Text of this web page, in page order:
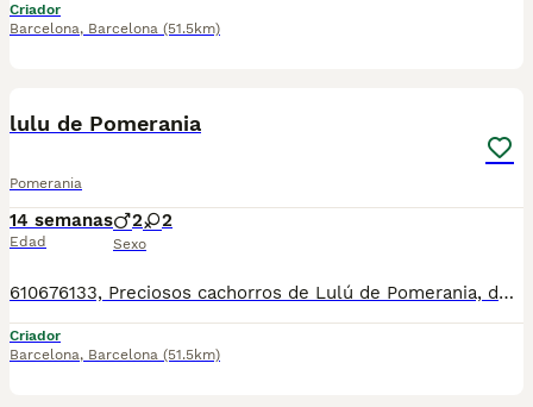
Criador
Barcelona, Barcelona (51.5km)
lulu de Pomerania
Pomerania
14 semanas
Edad
2 2
Sexo
610676133, Preciosos cachorros de Lulú de Pomerania, de tamaño pequeñito, varios colores disponibles, con mucha calidad de pelo, muy bien cuidados, tienen dos meses de edad, se entregan revisados por nuestro veterinario, vacunados, desparasitados, con su cartilla veterinaria, microchip y garantía sanitaria por escrito. Tienen un carácter excelente, muy buenos y cariñosos, ideales para compañía, se pueden ver sin compromiso. Para más información 610676133 número zoológico t-2500116 Número de Microchip: 90200047852478 Núcleo Zoológico: t-2500116
Criador
Barcelona, Barcelona (51.5km)